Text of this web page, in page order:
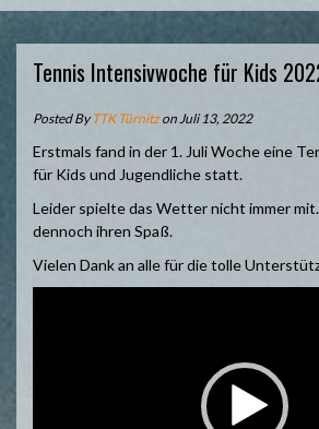
Tennis Intensivwoche für Kids
Posted ByTTK Türnitzon Juli 13, 2022
Erstmals fand in der 1. Juli Woche eine
für Kids und Jugendliche statt.
Leider spielte das Wetter nicht immer
dennoch ihren Spaß.
Vielen Dank an alle für die tolle